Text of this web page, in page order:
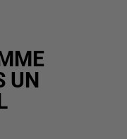
UN